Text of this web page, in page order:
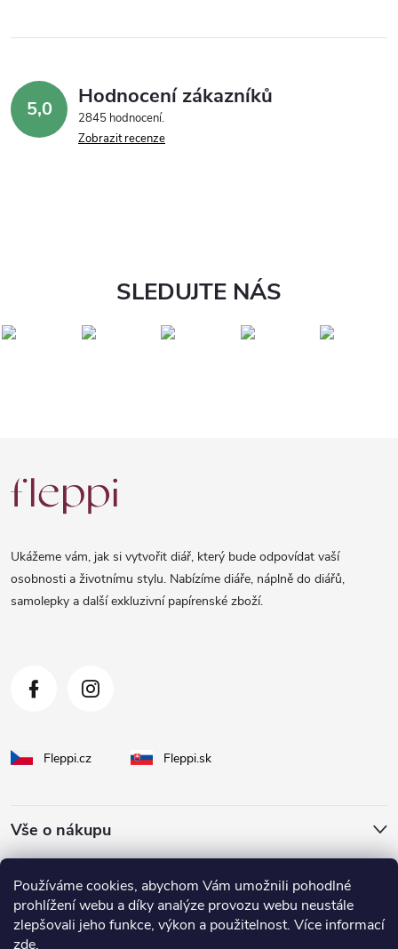
Používáme cookies, abychom Vám umožnili pohodlné
prohlížení webu a díky analýze provozu webu neustále
zlepšovali jeho funkce, výkon a použitelnost. Více informací
zde.
5,0 Hodnocení zákazníků
2845 hodnocení
Zobrazit recenze
SLEDUJTE NÁS
á
Ukážeme vám, jak si vytvořit diář, který bude odpovídat vaší
osobnosti a životnímu stylu. Nabízíme diáře, náplně do diářů,
samolepky a další exkluzivní papírenské zboží.
Fleppi.cz Fleppi.sk
Vše o nákupu
O Fleppi
Inspirace pro vás